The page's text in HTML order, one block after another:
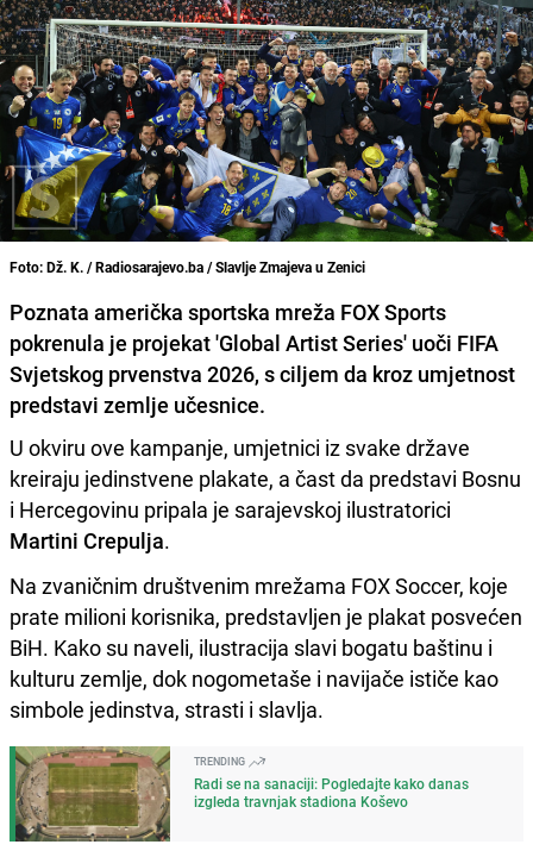
Foto: Dž. K. / Radiosarajevo.ba / Slavlje Zmajeva u Zenici
Poznata američka sportska mreža FOX Sports
pokrenula je projekat 'Global Artist Series' uoči FIFA
Svjetskog prvenstva 2026, s ciljem da kroz umjetnost
predstavi zemlje učesnice.
U okviru ove kampanje, umjetnici iz svake države
kreiraju jedinstvene plakate, a čast da predstavi Bosnu
i Hercegovinu pripala je sarajevskoj ilustratorici
Martini Crepulja.
Na zvaničnim društvenim mrežama FOX Soccer, koje
prate milioni korisnika, predstavljen je plakat posvećen
BiH. Kako su naveli, ilustracija slavi bogatu baštinu i
kulturu zemlje, dok nogometaše i navijače ističe kao
simbole jedinstva, strasti i slavlja.
TRENDING
Radi se na sanaciji: Pogledajte kako danas
izgleda travnjak stadiona Koševo